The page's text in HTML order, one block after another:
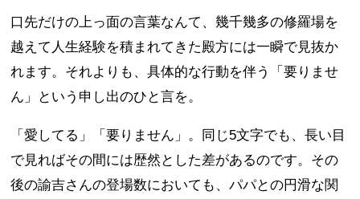
口先だけの上っ面の言葉なんて、幾千幾多の修羅場を
越えて人生経験を積まれてきた殿方には一瞬で見抜か
れます。それよりも、具体的な行動を伴う「要りませ
ん」という申し出のひと言を。
「愛してる」「要りません」。同じ5文字でも、長い目
で見ればその間には歴然とした差があるのです。その
後の諭吉さんの登場数においても、パパとの円滑な関